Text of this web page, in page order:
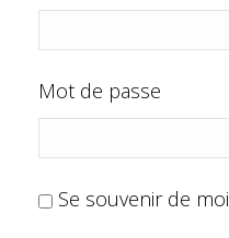
Mot de passe
Se souvenir de moi